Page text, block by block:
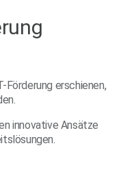
erschienen,
innovative Ansätze